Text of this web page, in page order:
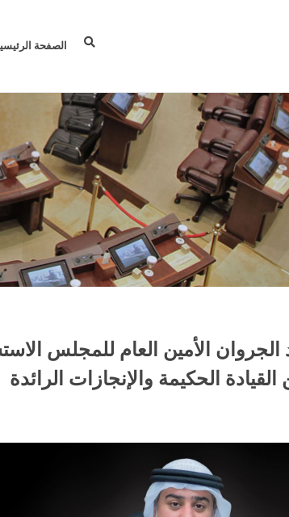
الصفحة
الجروان الأمين العام للمجلس